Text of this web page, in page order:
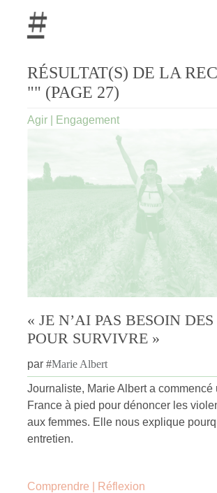
RÉSULTAT(S) DE LA
"" (PAGE 27)
Agir Engagement
« JE N’AI PAS BESOIN
POUR SURVIVRE »
par #Marie Albert
Journaliste, Marie Albert a commencé
France à pied pour dénoncer les
aux femmes. Elle nous explique
entretien.
Comprendre Réflexion